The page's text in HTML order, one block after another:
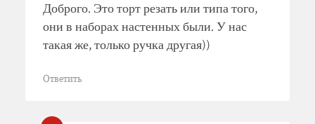
Доброго. Это торт резать или типа того,
они в наборах настенных были. У нас
такая же, только ручка другая))
Ответить